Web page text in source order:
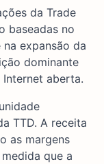
da Trade
baseadas no
expansão da
dominante
aberta.
TTD. A receita
as margens
que a